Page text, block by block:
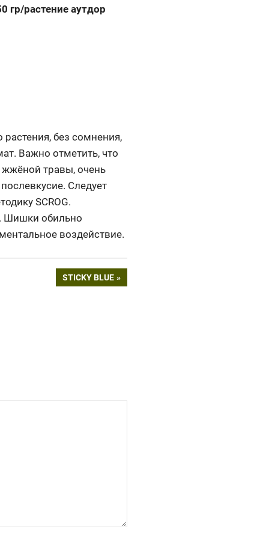
гр/растение аутдор
без сомнения,
Важно отметить, что
жжёной травы, очень
Следует
SCROG.
Шишки обильно
воздействие.
NEXT
STICKY BLUE